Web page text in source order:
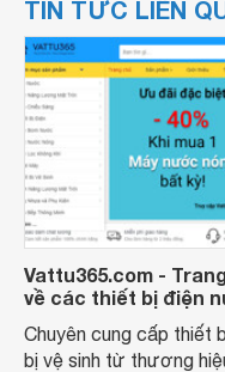
TIN TỨC LIÊN
Vattu365.com -
về các thiết bị điện
Chuyên cung cấp thiết
bị vệ sinh từ thương